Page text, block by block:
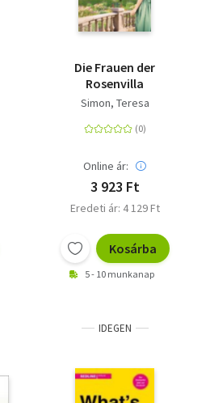
Die Frauen der
Rosenvilla
Simon, Teresa
Online ár:
3 923 Ft
Eredeti ár: 4 129 Ft
Kosárba
5 - 10 munkanap
IDEGEN